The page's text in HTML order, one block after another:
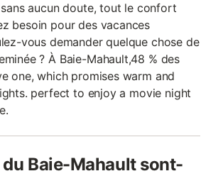
aucun doute, tout le confort
besoin pour des vacances
vous demander quelque chose de
? À Baie-Mahault,48 % des
one, which promises warm and
perfect to enjoy a movie night
du Baie-Mahault sont-